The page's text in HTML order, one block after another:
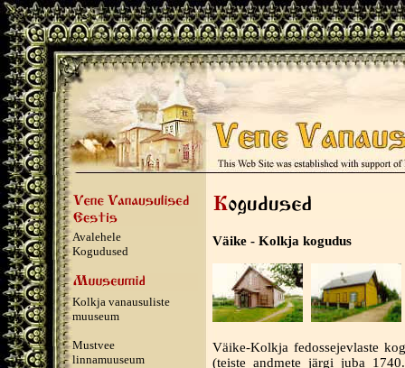
Avalehele
Kogudused
Kolkja vanausuliste
muuseum
Mustvee
linnamuuseum
Väike - Kolkja kogudus
Väike-Kolkja fedossejevlaste
(teiste andmete järgi juba